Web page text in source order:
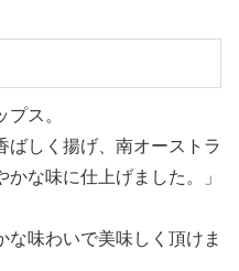
ス。
ばしく揚げ、南オーストラ
な味に仕上げました。」
な味わいで美味しく頂けま